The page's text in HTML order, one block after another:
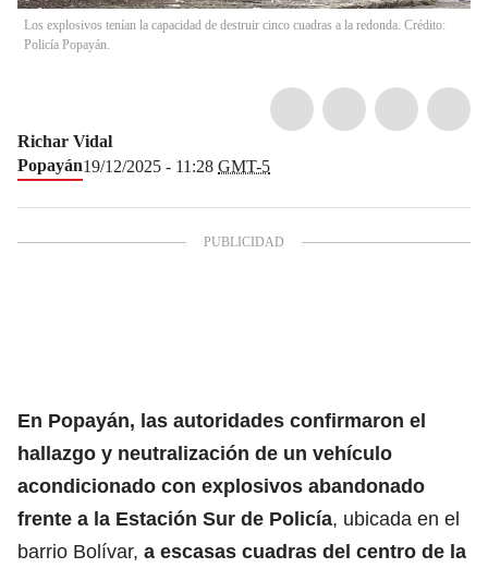
Los explosivos tenían la capacidad de destruir cinco cuadras a la redonda. Crédito:
Policía Popayán.
Richar Vidal
Popayán19/12/2025 - 11:28 GMT-5
En Popayán, las autoridades confirmaron el
hallazgo y neutralización de un vehículo
acondicionado con explosivos abandonado
frente a la Estación Sur de Policía, ubicada en el
barrio Bolívar, a escasas cuadras del centro de la